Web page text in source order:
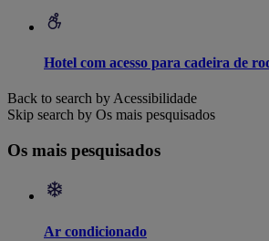
Hotel com acesso para cadeira de
Back to search by Acessibilidade
Skip search by Os mais pesquisados
Os mais pesquisados
Ar condicionado